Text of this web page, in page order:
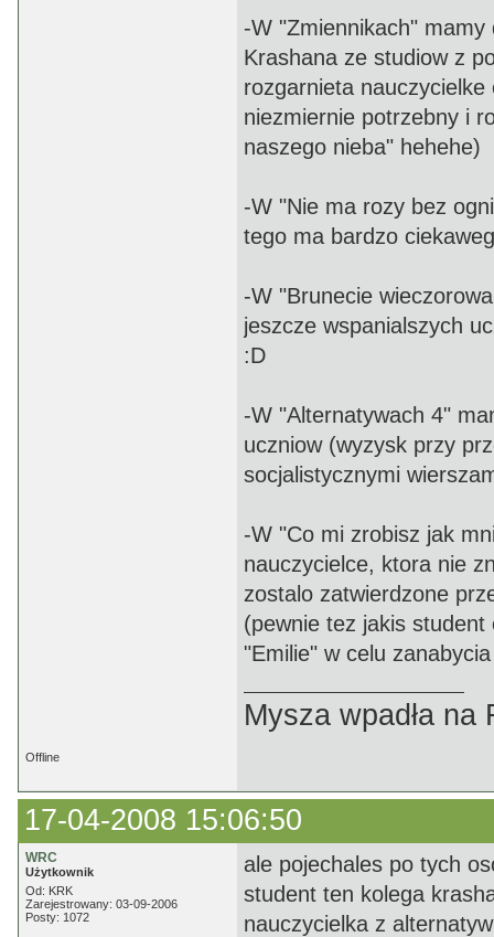
-W "Zmiennikach"
Krashana ze studiow z
rozgarnieta
niezmiernie potrzebny i
naszego nieba" hehehe)
-W "Nie ma rozy bez
tego ma bardzo
-W "Brunecie
jeszcze wspanialszych
:D
-W "Alternatywach 4"
uczniow (wyzysk przy
socjalistycznymi
-W "Co mi zrobisz jak
nauczycielce, ktora nie
zostalo zatwierdzone
(pewnie tez jakis
"Emilie" w celu
Mysza wpadła na
Offline
17-04-2008 15:06:50
WRC
Użytkownik
Od: KRK
Zarejestrowany: 03-09-2006
Posty: 1072
ale pojechales po tych
student ten kolega
nauczycielka z